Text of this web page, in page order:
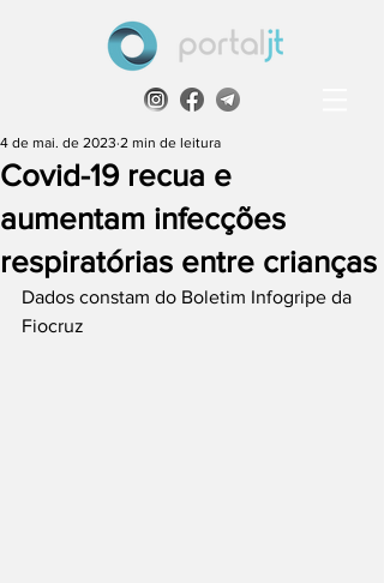
Covid-19 recua e
aumentam infecções
respiratórias entre crianças
4 de mai. de 2023 2 min de leitura
Dados constam do Boletim Infogripe da
Fiocruz